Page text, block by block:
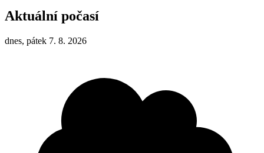
Aktuální počasí
dnes, pátek 7. 8. 2026